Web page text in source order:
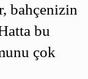
bahçenizin
bu
çok